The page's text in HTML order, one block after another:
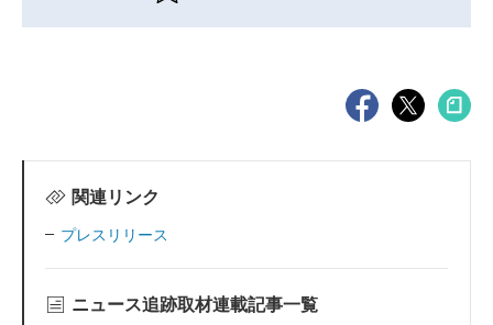
関連リンク
プレスリリース
ニュース追跡取材連載記事一覧